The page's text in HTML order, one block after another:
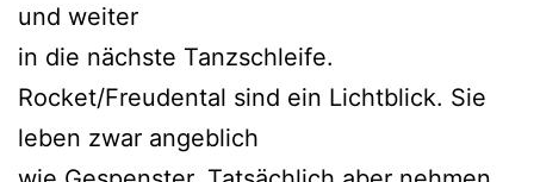
und weiter
in die nächste Tanzschleife.
Rocket/Freudental sind ein Lichtblick. Sie
leben zwar angeblich